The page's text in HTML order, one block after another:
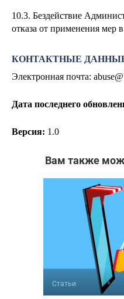
10.3. Бездействие
отказа от применения мер
КОНТАКТНЫЕ
Электронная почта:
Дата последнего
Версия: 1.0
Вам также
Статьи